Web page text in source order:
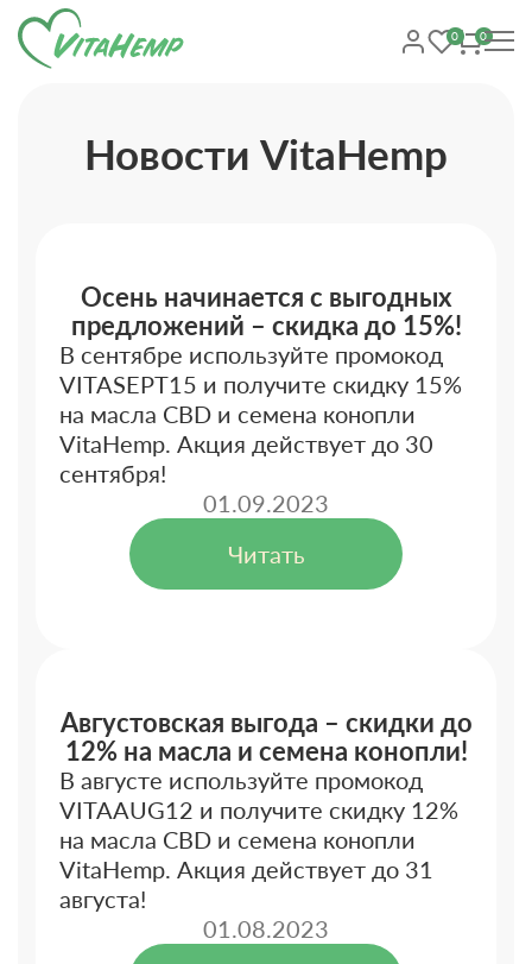
0 0
Новости VitaHemp
Осень начинается с выгодных
предложений – скидка до 15%!
В сентябре используйте промокод
VITASEPT15 и получите скидку 15%
на масла CBD и семена конопли
VitaHemp. Акция действует до 30
сентября!
01.09.2023
Читать
Августовская выгода – скидки до
12% на масла и семена конопли!
В августе используйте промокод
VITAAUG12 и получите скидку 12%
на масла CBD и семена конопли
VitaHemp. Акция действует до 31
августа!
01.08.2023